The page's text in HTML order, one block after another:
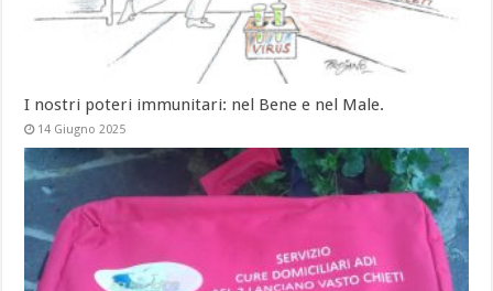
I nostri poteri immunitari: nel Bene e nel Male.
14 Giugno 2025